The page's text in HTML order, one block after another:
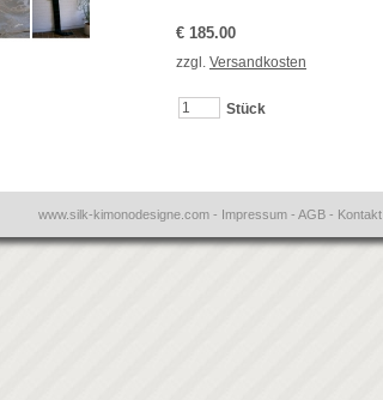
€ 185.00
zzgl. Versandkosten
Stück
www.silk-kimonodesigne.com - Impressum - AGB - Kontakt